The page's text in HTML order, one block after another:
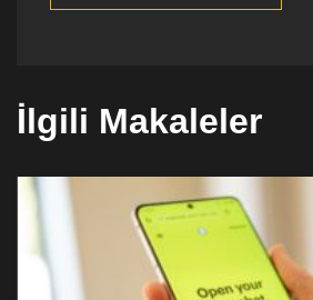
İlgili Makaleler